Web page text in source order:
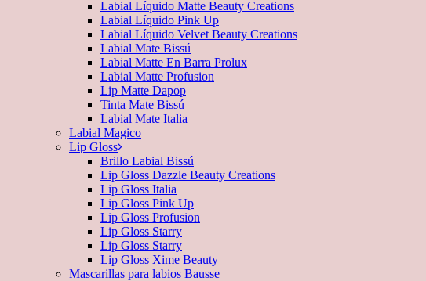
Labial Líquido Matte Beauty Creations
Labial Líquido Pink Up
Labial Líquido Velvet Beauty Creations
Labial Mate Bissú
Labial Matte En Barra Prolux
Labial Matte Profusion
Lip Matte Dapop
Tinta Mate Bissú
Labial Mate Italia
Labial Magico
Lip Gloss
Brillo Labial Bissú
Lip Gloss Dazzle Beauty Creations
Lip Gloss Italia
Lip Gloss Pink Up
Lip Gloss Profusion
Lip Gloss Starry
Lip Gloss Starry
Lip Gloss Xime Beauty
Mascarillas para labios Bausse